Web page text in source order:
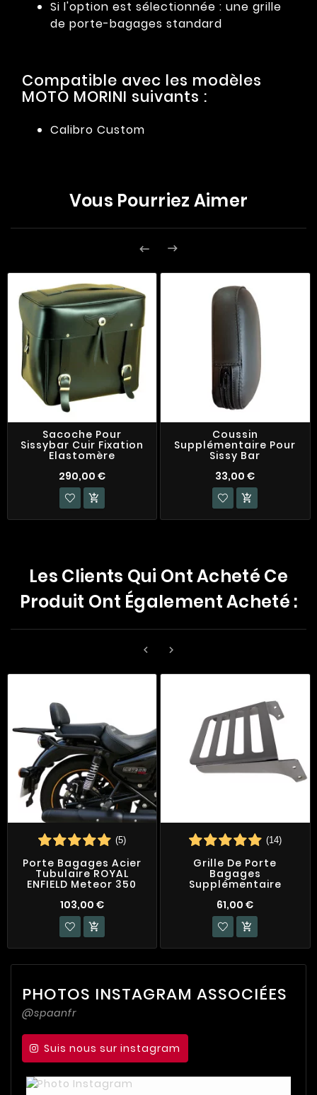
Si l'option est sélectionnée : une grille
de porte-bagages standard
Compatible avec les modèles
MOTO MORINI suivants :
Calibro Custom
Vous Pourriez Aimer
 
Sacoche Pour
Sissybar Cuir Fixation
Elastomère
290,00 €

Coussin
Supplémentaire Pour
Sissy Bar
33,00 €

Les Clients Qui Ont Acheté Ce
Produit Ont Également Acheté :
 
(5)
Porte Bagages Acier
Tubulaire ROYAL
ENFIELD Meteor 350
103,00 €

(14)
Grille De Porte
Bagages
Supplémentaire
61,00 €

PHOTOS INSTAGRAM ASSOCIÉES
@spaanfr
Suis nous sur instagram